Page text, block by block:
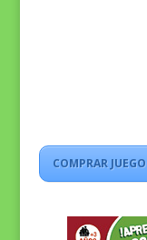
COMPRAR JUEGO